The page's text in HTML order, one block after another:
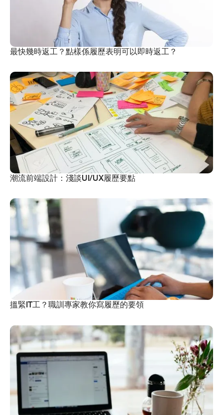
最快幾時返工？點樣係履歷表明可以即時返工？
潮流前端設計：淺談UI/UX履歷要點
搵緊IT工？職訓專家教你寫履歷的要領